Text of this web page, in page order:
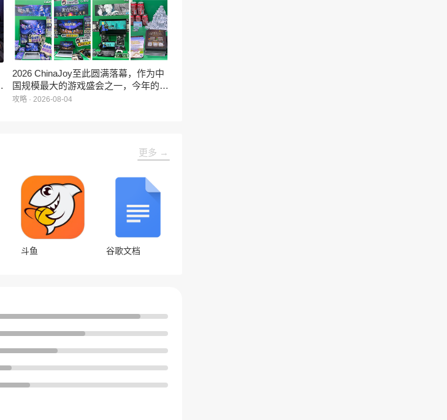
2026 ChinaJoy至此圆满落幕，作为中
国规模最大的游戏盛会之一，今年的展
馆依旧汇聚了来自全球的游戏厂商、媒
流互动，共同度过了充满欢笑与惊喜的
攻略 · 2026-08-04
更多 →
斗鱼 谷歌文档